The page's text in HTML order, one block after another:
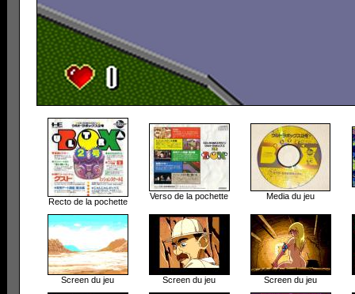
Recto de la pochette
Verso de la pochette Media du jeu
Screen du jeu Screen du jeu Screen du jeu